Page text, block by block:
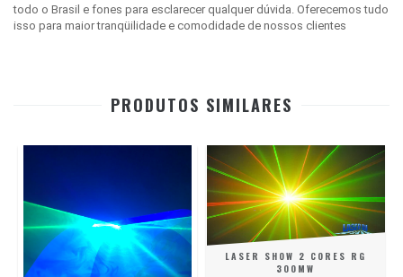
todo o Brasil e fones para esclarecer qualquer dúvida. Oferecemos tudo
isso para maior tranqüilidade e comodidade de nossos clientes
PRODUTOS SIMILARES
LASER SHOW 2 CORES RG
300MW